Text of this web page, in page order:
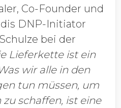
Co-Founder und
DNP-Initiator
bei der
Lieferkette ist ein
wir alle in den
tun müssen, um
schaffen, ist eine